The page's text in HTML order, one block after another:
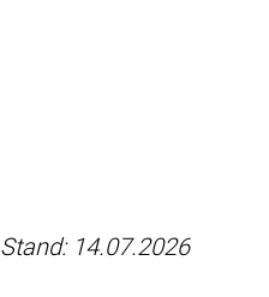
Stand: 14.07.2026